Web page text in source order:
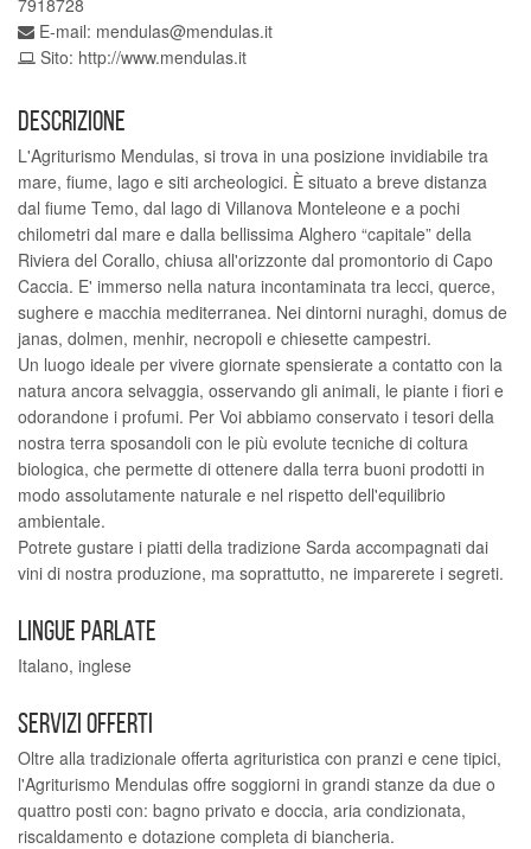
E-mail: mendulas@mendulas.it
Sito: http://www.mendulas.it
DESCRIZIONE
L'Agriturismo Mendulas, si trova in una posizione invidiabile tra
mare, fiume, lago e siti archeologici. È situato a breve distanza
dal fiume Temo, dal lago di Villanova Monteleone e a pochi
chilometri dal mare e dalla bellissima Alghero “capitale” della
Riviera del Corallo, chiusa all'orizzonte dal promontorio di Capo
Caccia. E' immerso nella natura incontaminata tra lecci, querce,
sughere e macchia mediterranea. Nei dintorni nuraghi, domus de
janas, dolmen, menhir, necropoli e chiesette campestri.
Un luogo ideale per vivere giornate spensierate a contatto con la
natura ancora selvaggia, osservando gli animali, le piante i fiori e
odorandone i profumi. Per Voi abbiamo conservato i tesori della
nostra terra sposandoli con le più evolute tecniche di coltura
biologica, che permette di ottenere dalla terra buoni prodotti in
modo assolutamente naturale e nel rispetto dell'equilibrio
ambientale.
Potrete gustare i piatti della tradizione Sarda accompagnati dai
vini di nostra produzione, ma soprattutto, ne imparerete i segreti.
LINGUE PARLATE
Italano, inglese
SERVIZI OFFERTI
Oltre alla tradizionale offerta agrituristica con pranzi e cene tipici,
l'Agriturismo Mendulas offre soggiorni in grandi stanze da due o
quattro posti con: bagno privato e doccia, aria condizionata,
riscaldamento e dotazione completa di biancheria.